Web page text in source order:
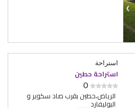
‹
استراحة
استراحة حطين
0
الرياض،حطين بقرب صاد سكوير و
البوليفارد